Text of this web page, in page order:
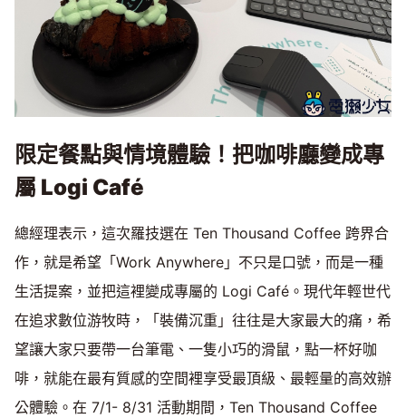
限定餐點與情境體驗！把咖啡廳變成專
屬 Logi Café
總經理表示，這次羅技選在 Ten Thousand Coffee 跨界合
作，就是希望「Work Anywhere」不只是口號，而是一種
生活提案，並把這裡變成專屬的 Logi Café。現代年輕世代
在追求數位游牧時，「裝備沉重」往往是大家最大的痛，希
望讓大家只要帶一台筆電、一隻小巧的滑鼠，點一杯好咖
啡，就能在最有質感的空間裡享受最頂級、最輕量的高效辦
公體驗。在 7/1- 8/31 活動期間，Ten Thousand Coffee